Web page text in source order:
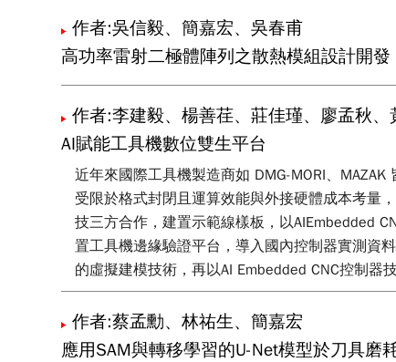
作者:吳信毅、簡嘉宏、吳春甫
高功率雷射二極體陣列之散熱模組設計開發
作者:李建毅、楊善荏、莊佳瑾、廖孟秋
AI賦能工具機數位雙生平台
近年來國際工具機製造商如 DMG-MORI、
受限於格式封閉且運算效能與外接硬體成本考量
技三方合作，建置示範線樣板，以AIEmbedded
置工具機邊緣驗證平台，導入國內控制器實測資
的虛擬建模技術，再以AI Embedded CNC控制
奠定基礎。
作者:蔡孟勳、林祐生、簡嘉宏
應用SAM與轉移學習的U-Net模型於刀具磨